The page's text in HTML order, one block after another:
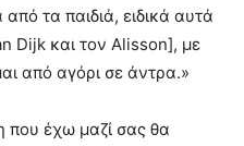
τα παιδιά, ειδικά αυτά
Dijk και τον Alisson], με
από αγόρι σε άντρα.»
που έχω μαζί σας θα